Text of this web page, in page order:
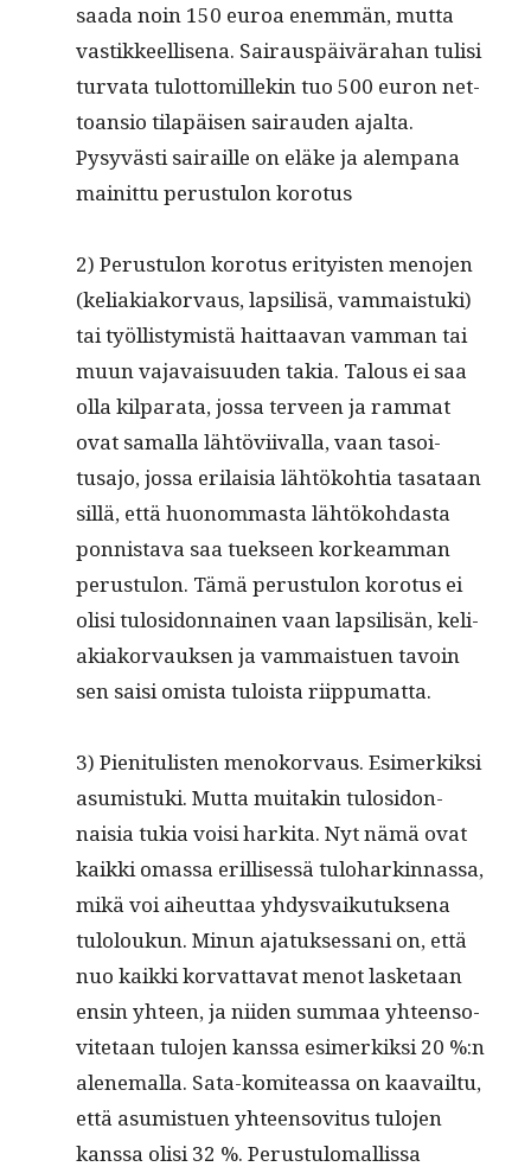
saa­da noin 150 euroa enem­män, mut­ta
vastik­keel­lise­na. Sairaus­päivära­han tulisi
tur­va­ta tulot­tomillekin tuo 500 euron net­
toan­sio tilapäisen sairau­den ajal­ta.
Pysyvästi sairaille on eläke ja alem­pana
mainit­tu perus­tu­lon korotus
2) Perus­tu­lon koro­tus eri­ty­is­ten meno­jen
(keli­aki­ako­r­vaus, lap­sil­isä, vam­mais­tu­ki)
tai työl­listymistä hait­taa­van vam­man tai
muun vajavaisu­u­den takia. Talous ei saa
olla kil­para­ta, jos­sa ter­veen ja ram­mat
ovat samal­la lähtövi­ival­la, vaan tasoi­
tusajo, jos­sa eri­laisia lähtöko­htia tasa­taan
sil­lä, että huonom­mas­ta lähtöko­hdas­ta
pon­nista­va saa tuek­seen korkeam­man
perus­tu­lon. Tämä perus­tu­lon koro­tus ei
olisi tulosi­don­nainen vaan lap­sil­isän, keli­
aki­ako­r­vauk­sen ja vam­maistuen tavoin
sen saisi omista tuloista riippumatta.
3) Pien­i­t­ulis­ten menoko­r­vaus. Esimerkik­si
asum­is­tu­ki. Mut­ta muitakin tulosi­don­
naisia tukia voisi harki­ta. Nyt nämä ovat
kaik­ki omas­sa eril­lisessä tulo­harkin­nas­sa,
mikä voi aiheut­taa yhdys­vaiku­tuk­se­na
tuloloukun. Min­un ajatuk­ses­sani on, että
nuo kaik­ki kor­vat­ta­vat menot las­ke­taan
ensin yhteen, ja niiden sum­maa yhteenso­
vite­taan tulo­jen kanssa esimerkik­si 20 %:n
alen­e­mal­la. Sata-komite­as­sa on kaavail­tu,
että asum­istuen yhteenso­vi­tus tulo­jen
kanssa olisi 32 %. Perus­tu­lo­ma­llis­sa